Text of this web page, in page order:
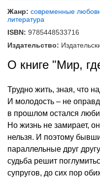
Жанр: современные
литература
ISBN: 9785448533716
Издательство:
О книге "Мир,
Трудно жить, зная, что
И молодость – не
в прошлом остался
Но жизнь не замирает,
нельзя. И поэтому
параллельные друг
судьба решит
супругов, до сих пор